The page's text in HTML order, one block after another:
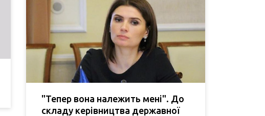
"Тепер вона належить мені". До
складу керівництва державної